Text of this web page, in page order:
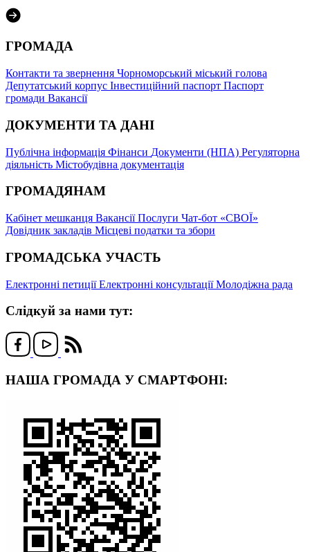
ГРОМАДА
Контакти та звернення Чорноморський міський голова
Депутатський корпус Інвестиційний паспорт Паспорт
громади Вакансії
ДОКУМЕНТИ ТА ДАНІ
Публічна інформація Фінанси Документи (НПА) Регуляторна
діяльність Містобудівна документація
ГРОМАДЯНАМ
Кабінет мешканця ВакансіїПослуги Чат-бот «СВОЇ»
Довідник закладів Місцеві податки та збори
ГРОМАДСЬКА УЧАСТЬ
Електронні петиціїЕлектронні консультаціїМолодіжна рада
Слідкуй за нами тут:
НАША ГРОМАДА У СМАРТФОНІ: